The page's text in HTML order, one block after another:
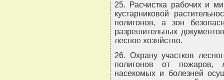
25. Расчистка рабочих и
кустарниковой
полигонов, а зон
разрешительных
лесное хозяйство.
26. Охрану участков
полигонов от пожаров,
насекомых и болезней